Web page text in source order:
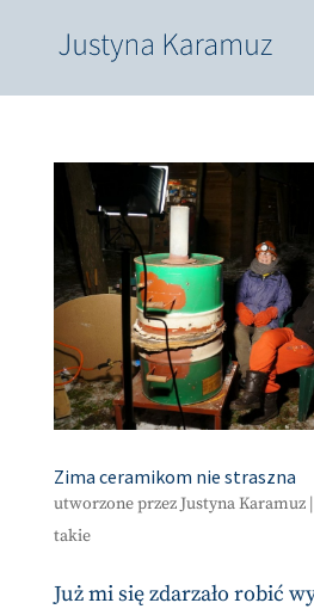
Zima ceramikom nie straszna
utworzone przez Justyna Karamuz|
takie
Już mi się zdarzało robić